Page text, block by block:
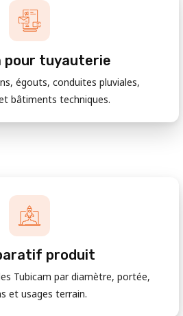
pour tuyauterie
égouts, conduites pluviales,
bâtiments techniques.
produit
Tubicam par diamètre, portée,
et usages terrain.